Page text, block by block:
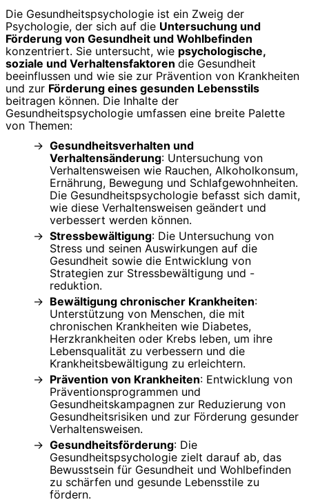
Die Gesundheitspsychologie ist ein Zweig der
Psychologie, der sich auf die Untersuchung und
Förderung von Gesundheit und Wohlbefinden
konzentriert. Sie untersucht, wie psychologische,
soziale und Verhaltensfaktoren die Gesundheit
beeinflussen und wie sie zur Prävention von Krankheiten
und zur Förderung eines gesunden Lebensstils
beitragen können. Die Inhalte der
Gesundheitspsychologie umfassen eine breite Palette
von Themen:
Gesundheitsverhalten und
Verhaltensänderung: Untersuchung von
Verhaltensweisen wie Rauchen, Alkoholkonsum,
Ernährung, Bewegung und Schlafgewohnheiten.
Die Gesundheitspsychologie befasst sich damit,
wie diese Verhaltensweisen geändert und
verbessert werden können.
Stressbewältigung: Die Untersuchung von
Stress und seinen Auswirkungen auf die
Gesundheit sowie die Entwicklung von
Strategien zur Stressbewältigung und -
reduktion.
Bewältigung chronischer Krankheiten:
Unterstützung von Menschen, die mit
chronischen Krankheiten wie Diabetes,
Herzkrankheiten oder Krebs leben, um ihre
Lebensqualität zu verbessern und die
Krankheitsbewältigung zu erleichtern.
Prävention von Krankheiten: Entwicklung von
Präventionsprogrammen und
Gesundheitskampagnen zur Reduzierung von
Gesundheitsrisiken und zur Förderung gesunder
Verhaltensweisen.
Gesundheitsförderung: Die
Gesundheitspsychologie zielt darauf ab, das
Bewusstsein für Gesundheit und Wohlbefinden
zu schärfen und gesunde Lebensstile zu
fördern.